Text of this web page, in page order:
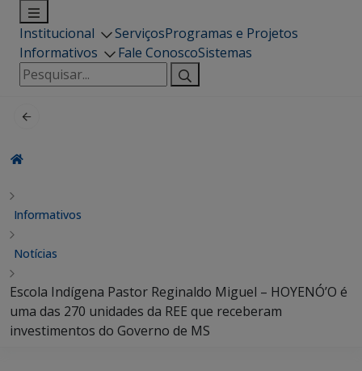
Institucional ServiçosProgramas e Projetos
Informativos
Fale ConoscoSistemas
Pesquisar
por:
Informativos
Notícias
Escola Indígena Pastor Reginaldo Miguel – HOYENÓ’O é
uma das 270 unidades da REE que receberam
investimentos do Governo de MS